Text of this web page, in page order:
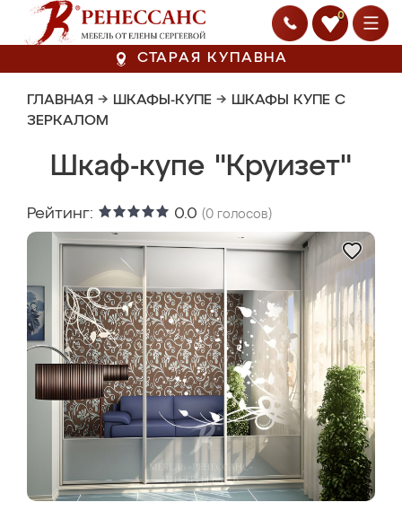
0
СТАРАЯ КУПАВНА
ГЛАВНАЯ → ШКАФЫ-КУПЕ → ШКАФЫ КУПЕ С
ЗЕРКАЛОМ
Шкаф-купе "Круизет"
Рейтинг: 0.0 (0 голосов)